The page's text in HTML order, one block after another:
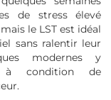
de stress élevé
le LST est idéal
sans ralentir leur
modernes y
à condition de